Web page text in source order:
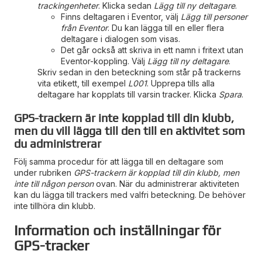
trackingenheter. Klicka sedan Lägg till ny deltagare.
Finns deltagaren i Eventor, välj Lägg till personer
från Eventor. Du kan lägga till en eller flera
deltagare i dialogen som visas.
Det går också att skriva in ett namn i fritext utan
Eventor-koppling. Välj Lägg till ny deltagare.
Skriv sedan in den beteckning som står på trackerns
vita etikett, till exempel L001. Upprepa tills alla
deltagare har kopplats till varsin tracker. Klicka Spara.
GPS-trackern är inte kopplad till din klubb,
men du vill lägga till den till en aktivitet som
du administrerar
Följ samma procedur för att lägga till en deltagare som
under rubriken GPS-trackern är kopplad till din klubb, men
inte till någon personovan. När du administrerar aktiviteten
kan du lägga till trackers med valfri beteckning. De behöver
inte tillhöra din klubb.
Information och inställningar för
GPS-tracker